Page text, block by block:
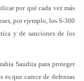
por qué cada vez más
por ejemplo, los S-300
y de sanciones de los
Saudita para proteger
que carece de defensas